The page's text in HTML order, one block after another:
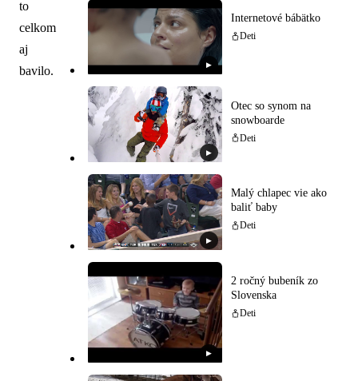
to
celkom
aj
bavilo.
▶
Internetové bábätko
Deti
▶
Otec so synom na
snowboarde
Deti
▶
Malý chlapec vie ako
baliť baby
Deti
▶
2 ročný bubeník zo
Slovenska
Deti